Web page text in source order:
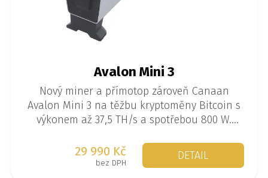
Avalon Mini 3
Nový miner a přímotop zároveň Canaan
Avalon Mini 3 na těžbu kryptoměny Bitcoin s
výkonem až 37,5 TH/s a spotřebou 800 W.
zároveň.
29 990 Kč
bez DPH
DETAIL